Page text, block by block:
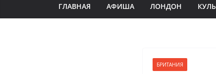
ГЛАВНАЯ АФИША ЛОНДОН
БРИТАНИЯ